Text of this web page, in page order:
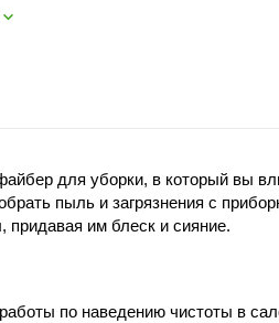
для уборки, в который вы
пыль и загрязнения с
придавая им блеск и сияние.
по наведению чистоты в